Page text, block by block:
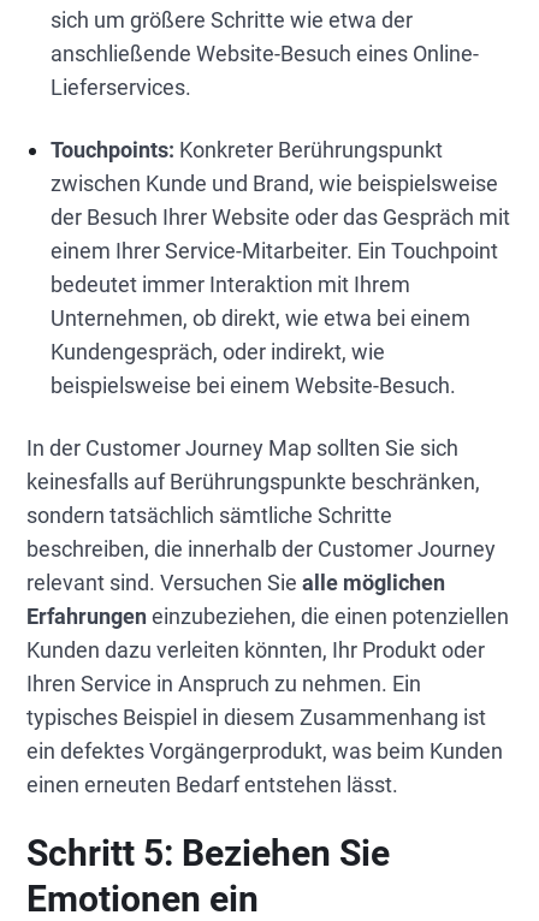
sich um größere Schritte wie etwa der
anschließende Website-Besuch eines Online-
Lieferservices.
Touchpoints: Konkreter Berührungspunkt
zwischen Kunde und Brand, wie beispielsweise
der Besuch Ihrer Website oder das Gespräch mit
einem Ihrer Service-Mitarbeiter. Ein Touchpoint
bedeutet immer Interaktion mit Ihrem
Unternehmen, ob direkt, wie etwa bei einem
Kundengespräch, oder indirekt, wie
beispielsweise bei einem Website-Besuch.
In der Customer Journey Map sollten Sie sich
keinesfalls auf Berührungspunkte beschränken,
sondern tatsächlich sämtliche Schritte
beschreiben, die innerhalb der Customer Journey
relevant sind. Versuchen Siealle möglichen
Erfahrungeneinzubeziehen, die einen potenziellen
Kunden dazu verleiten könnten, Ihr Produkt oder
Ihren Service in Anspruch zu nehmen. Ein
typisches Beispiel in diesem Zusammenhang ist
ein defektes Vorgängerprodukt, was beim Kunden
einen erneuten Bedarf entstehen lässt.
Schritt 5: Beziehen Sie
Emotionen ein